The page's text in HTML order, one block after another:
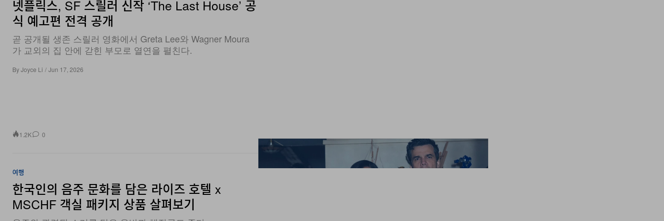
넷플릭스, SF 스릴러 신작 ‘The Last House’ 공
식 예고편 전격 공개
곧 공개될 생존 스릴러 영화에서 Greta Lee와 Wagner Moura
가 교외의 집 안에 갇힌 부모로 열연을 펼친다.
ByJoyce Li / Jun 17, 2026
1.2K 0
여행
한국인의 음주 문화를 담은 라이즈 호텔 x
MSCHF 객실 패키지 상품 살펴보기